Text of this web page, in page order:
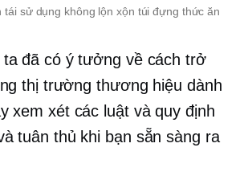
tái sử dụng không lộn xộn túi đựng thức ăn
ta đã có ý tưởng về cách trở
thị trường thương hiệu dành
xem xét các luật và quy định
tuân thủ khi bạn sẵn sàng ra